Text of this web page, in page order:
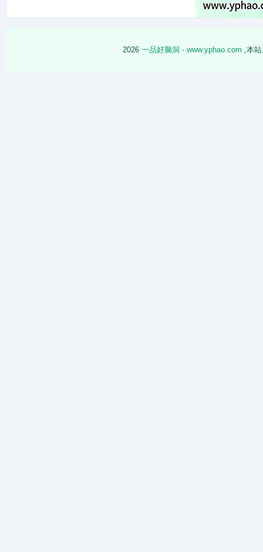
2026 一品好脑洞 - www.yphao.com ,本